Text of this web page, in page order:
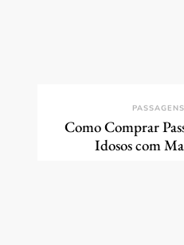
Como Comprar
Idosos com